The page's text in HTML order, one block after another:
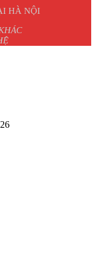
HÀ NỘI